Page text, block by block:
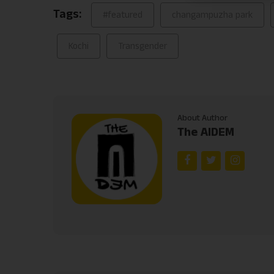
Tags:
About Author
The AIDEM